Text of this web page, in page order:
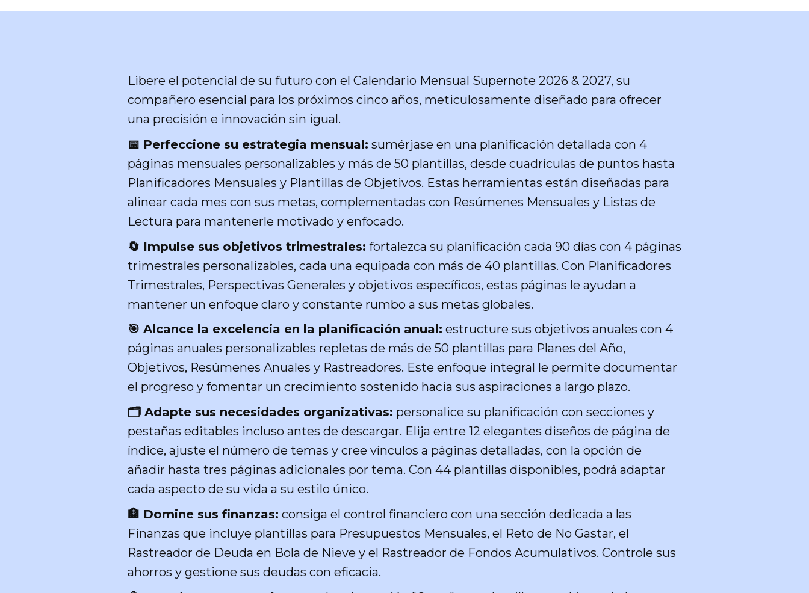
Libere el potencial de su futuro con el Calendario Mensual Supernote 2026 & 2027, su
compañero esencial para los próximos cinco años, meticulosamente diseñado para ofrecer
una precisión e innovación sin igual.
📅 Perfeccione su estrategia mensual: sumérjase en una planificación detallada con 4
páginas mensuales personalizables y más de 50 plantillas, desde cuadrículas de puntos hasta
Planificadores Mensuales y Plantillas de Objetivos. Estas herramientas están diseñadas para
alinear cada mes con sus metas, complementadas con Resúmenes Mensuales y Listas de
Lectura para mantenerle motivado y enfocado.
🔄 Impulse sus objetivos trimestrales: fortalezca su planificación cada 90 días con 4 páginas
trimestrales personalizables, cada una equipada con más de 40 plantillas. Con Planificadores
Trimestrales, Perspectivas Generales y objetivos específicos, estas páginas le ayudan a
mantener un enfoque claro y constante rumbo a sus metas globales.
🎯 Alcance la excelencia en la planificación anual: estructure sus objetivos anuales con 4
páginas anuales personalizables repletas de más de 50 plantillas para Planes del Año,
Objetivos, Resúmenes Anuales y Rastreadores. Este enfoque integral le permite documentar
el progreso y fomentar un crecimiento sostenido hacia sus aspiraciones a largo plazo.
🗂 Adapte sus necesidades organizativas: personalice su planificación con secciones y
pestañas editables incluso antes de descargar. Elija entre 12 elegantes diseños de página de
índice, ajuste el número de temas y cree vínculos a páginas detalladas, con la opción de
añadir hasta tres páginas adicionales por tema. Con 44 plantillas disponibles, podrá adaptar
cada aspecto de su vida a su estilo único.
🏦 Domine sus finanzas: consiga el control financiero con una sección dedicada a las
Finanzas que incluye plantillas para Presupuestos Mensuales, el Reto de No Gastar, el
Rastreador de Deuda en Bola de Nieve y el Rastreador de Fondos Acumulativos. Controle sus
ahorros y gestione sus deudas con eficacia.